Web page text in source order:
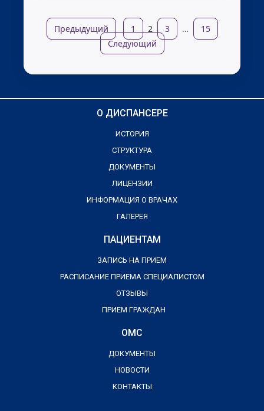
Предыдущий 1 2 3 …
15
Следующий
О ДИСПАНСЕРЕ
ИСТОРИЯ
СТРУКТУРА
ДОКУМЕНТЫ
ЛИЦЕНЗИИ
ИНФОРМАЦИЯ О ВРАЧАХ
ГАЛЕРЕЯ
ПАЦИЕНТАМ
ЗАПИСЬ НА ПРИЕМ
РАСПИСАНИЕ ПРИЕМА СПЕЦИАЛИСТОМ
ОТЗЫВЫ
ПРИЕМ ГРАЖДАН
ОМС
ДОКУМЕНТЫ
НОВОСТИ
КОНТАКТЫ